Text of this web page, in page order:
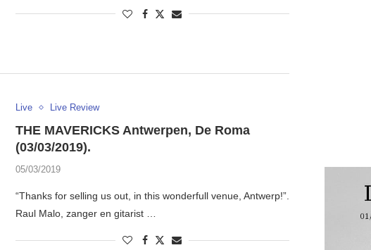
Live Live Review
THE MAVERICKS Antwerpen, De Roma
(03/03/2019).
05/03/2019
“Thanks for selling us out, in this wonderfull venue, Antwerp!”.
Raul Malo, zanger en gitarist …